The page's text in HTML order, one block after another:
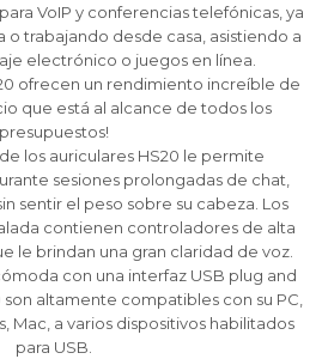
VoIP y conferencias telefónicas, ya
o trabajando desde casa, asistiendo a
electrónico o juegos en línea.
ofrecen un rendimiento increíble de
que está al alcance de todos los
presupuestos!
los auriculares HS20 le permite
sesiones prolongadas de chat,
sentir el peso sobre su cabeza. Los
contienen controladores de alta
le brindan una gran claridad de voz.
con una interfaz USB plug and
son altamente compatibles con su PC,
Mac, a varios dispositivos habilitados
para USB.
ahora y Pagá
hasta en 12
y sin tocar tu
de crédito
sin recargo o hasta en
* ¡Solo con tu cédula!
aprobación crediticia.
calificado para comprar con
Después:
Año
para comprar usando Pago
Después.
comprar en las cuotas que
prefieras!
productos preferidos
como metodo de pago
crediticia. El monto disponible
variar por comercio
Ups!
tenes oferta, lamentamos
por cualquier duda
en
salió mal!
nuevamente mas tarde.
ahora y Pagá
hasta en 12
y sin tocar tu
de crédito
sin recargo o hasta en
* ¡Solo con tu cédula!
aprobación crediticia.
calificado para comprar con
Después:
Año
para comprar usando Pago
Después.
comprar en las cuotas que
prefieras!
productos preferidos
como metodo de pago
crediticia. El monto disponible
variar por comercio
Ups!
tenes oferta, lamentamos
por cualquier duda
en
salió mal!
nuevamente mas tarde.
ahora y Pagá
hasta en 12
y sin tocar tu
de crédito
sin recargo o hasta en
* ¡Solo con tu cédula!
aprobación crediticia.
calificado para comprar con
Después:
Año
para comprar usando Pago
Después.
comprar en las cuotas que
prefieras!
productos preferidos
como metodo de pago
crediticia. El monto disponible
variar por comercio
Ups!
tenes oferta, lamentamos
por cualquier duda
en
salió mal!
nuevamente mas tarde.